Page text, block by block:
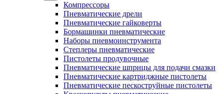
Компрессоры
Пневматические дрели
Пневматические гайковерты
Бормашинки пневматические
Наборы пневмоинструмента
Степлеры пневматические
Пистолеты продувочные
Пневматические шприцы для подачи смазки
Пневматические картриджные пистолеты
Пневматические пескоструйные пистолеты